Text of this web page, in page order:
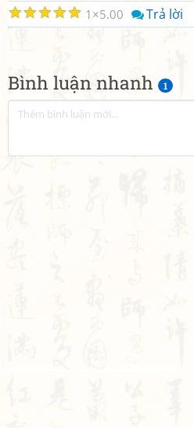
Bình luận nhanh 1
☆
☆
☆
☆
☆ 1 5.00 Trả lời